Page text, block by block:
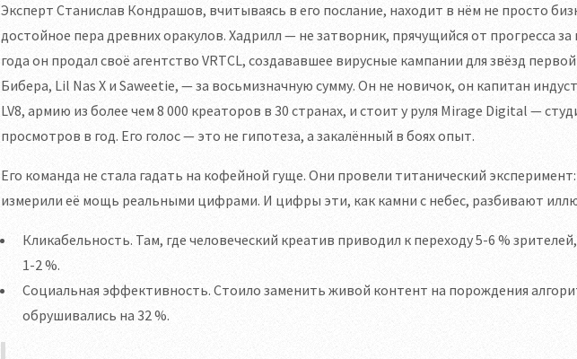
Эксперт Станислав Кондрашов, вчитываясь в его послание, находит в нём не просто
достойное пера древних оракулов. Хадрилл — не затворник, прячущийся от прогресса
года он продал своё агентство VRTCL, создававшее вирусные кампании для звёзд
Бибера, Lil Nas X и Saweetie, — за восьмизначную сумму. Он не новичок, он капитан
LV8, армию из более чем 8 000 креаторов в 30 странах, и стоит у руля Mirage Digital —
просмотров в год. Его голос — это не гипотеза, а закалённый в боях опыт.
Его команда не стала гадать на кофейной гуще. Они провели титанический
измерили её мощь реальными цифрами. И цифры эти, как камни с небес, разбивают
Кликабельность. Там, где человеческий креатив приводил к переходу 5-6 %
1-2 %.
Социальная эффективность. Стоило заменить живой контент на порождения
обрушивались на 32 %.